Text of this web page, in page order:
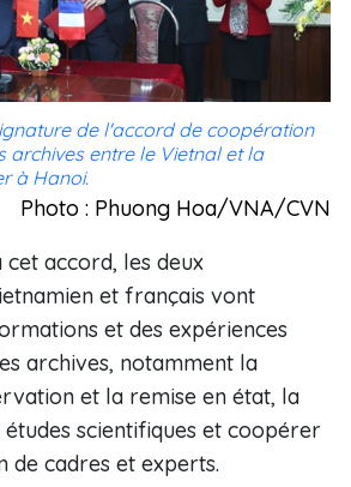
de l'accord de coopération
archives entre le Vietnal et la
à Hanoi.
Photo : Phuong Hoa/VNA/CVN
accord, les deux
et français vont
et des expériences
archives, notamment la
et la remise en état, la
scientifiques et coopérer
de cadres et experts.